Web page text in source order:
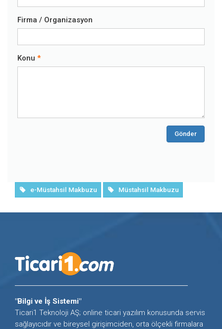
Firma / Organizasyon
Konu
Gönder
e-Müstahsil Makbuzu Müstahsil Makbuzu
"Bilgi ve İş Sistemi"
Ticari1 Teknoloji AŞ; online ticari yazılım konusunda servis
sağlayıcıdır ve bireysel girişimciden, orta ölçekli firmalara